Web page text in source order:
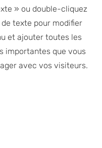
» ou double-cliquez
texte pour modifier
et ajouter toutes les
importantes que vous
avec vos visiteurs.